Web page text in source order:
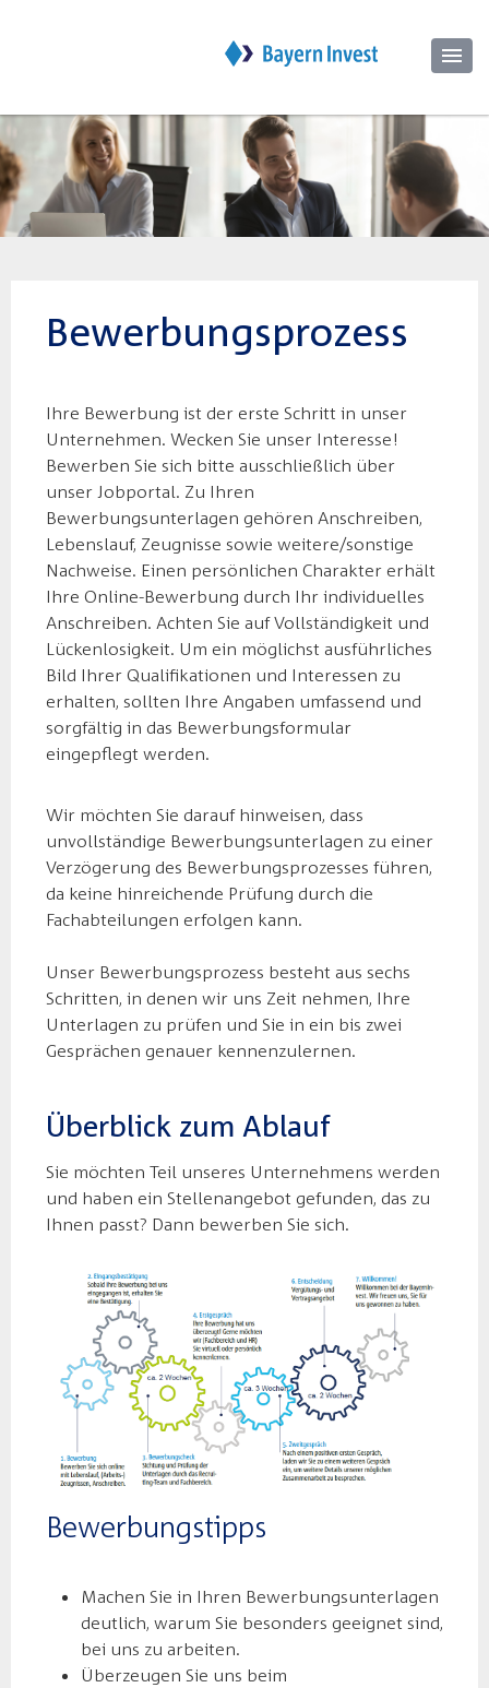
Bewerbungsprozess
Ihre Bewerbung ist der erste Schritt in unser
Unternehmen. Wecken Sie unser Interesse!
Bewerben Sie sich bitte ausschließlich über
unser Jobportal. Zu Ihren
Bewerbungsunterlagen gehören Anschreiben,
Lebenslauf, Zeugnisse sowie weitere/sonstige
Nachweise. Einen persönlichen Charakter erhält
Ihre Online-Bewerbung durch Ihr individuelles
Anschreiben. Achten Sie auf Vollständigkeit und
Lückenlosigkeit. Um ein möglichst ausführliches
Bild Ihrer Qualifikationen und Interessen zu
erhalten, sollten Ihre Angaben umfassend und
sorgfältig in das Bewerbungsformular
eingepflegt werden.
Wir möchten Sie darauf hinweisen, dass
unvollständige Bewerbungsunterlagen zu einer
Verzögerung des Bewerbungsprozesses führen,
da keine hinreichende Prüfung durch die
Fachabteilungen erfolgen kann.
Unser Bewerbungsprozess besteht aus sechs
Schritten, in denen wir uns Zeit nehmen, Ihre
Unterlagen zu prüfen und Sie in ein bis zwei
Gesprächen genauer kennenzulernen.
Überblick zum Ablauf
Sie möchten Teil unseres Unternehmens werden
und haben ein Stellenangebot gefunden, das zu
Ihnen passt? Dann bewerben Sie sich.
Bewerbungstipps
Machen Sie in Ihren Bewerbungsunterlagen
deutlich, warum Sie besonders geeignet sind,
bei uns zu arbeiten.
Überzeugen Sie uns beim